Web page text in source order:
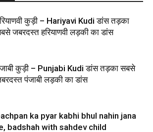
कुड़ी – Hariyavi Kudi डांस तड़का
जबरदस्त हरियाणवी लड़की का डांस
कुड़ी – Punjabi Kudi डांस तड़का सबसे
पंजाबी लड़की का डांस
ka pyar kabhi bhul nahin jana
badshah with sahdev child